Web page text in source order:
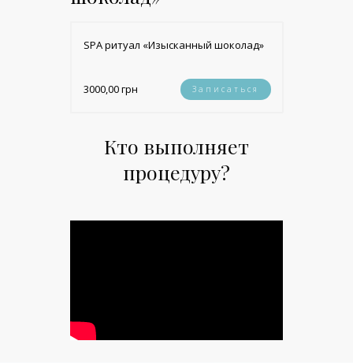
SPA ритуал «Изысканный шоколад»
3000,00 грн Записаться
Кто выполняет
процедуру?